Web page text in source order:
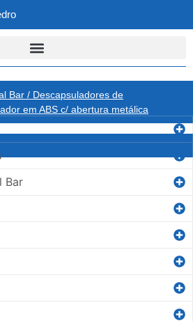
Bar / Descapsuladores de
em ABS c/ abertura metálica
Bar